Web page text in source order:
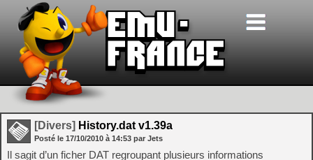
[Divers] History.dat v1.39a
Posté le 17/10/2010 à 14:53 par Jets
Il sagit d’un ficher DAT regroupant plusieurs informations